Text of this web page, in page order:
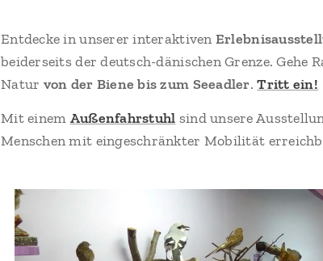
Entdecke in unserer interaktiven
beiderseits der deutsch-dänischen Grenze. Gehe
Natur von der Biene bis zum Seeadler.Tritt ein!
Mit einem Außenfahrstuhl sind unsere
Menschen mit eingeschränkter Mobilität